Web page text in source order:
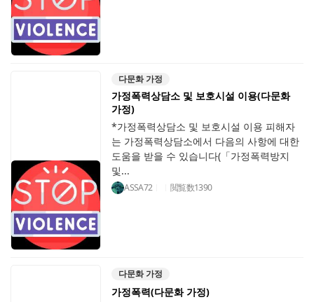
다문화 가정
가정폭력상담소 및 보호시설 이용(다문화
가정)
*가정폭력상담소 및 보호시설 이용 피해자
는 가정폭력상담소에서 다음의 사항에 대한
도움을 받을 수 있습니다(「가정폭력방지
및...
ASSA72 閲覧数1390
다문화 가정
가정폭력(다문화 가정)